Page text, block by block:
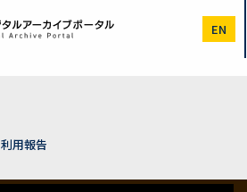
EN
利用報告